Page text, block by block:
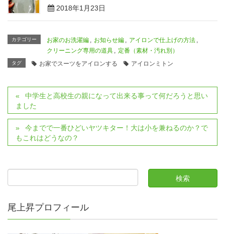
2018年1月23日
カテゴリー お家のお洗濯編 , お知らせ編 , アイロンで仕上げの方法 ,
クリーニング専用の道具 , 定番（素材・汚れ別）
タグ お家でスーツをアイロンする アイロンミトン
中学生と高校生の親になって出来る事って何だろうと思い
ました
今までで一番ひどいヤツキター！大は小を兼ねるのか？で
もこれはどうなの？
尾上昇プロフィール